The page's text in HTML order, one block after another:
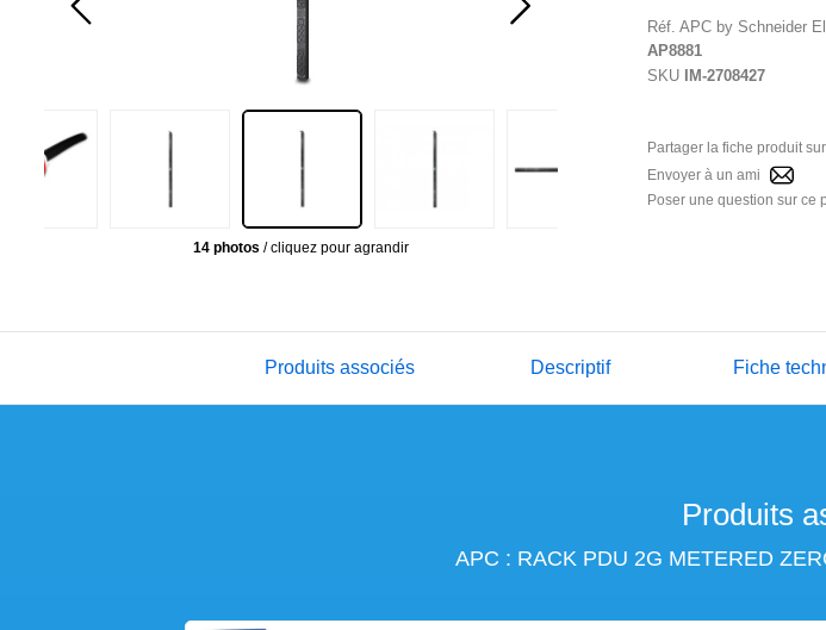
14 photos / cliquez pour agrandir
Réf. APC by Schneider
AP8881
SKU
IM-2708427
Partager la fiche produit sur
Envoyer à un ami
Poser une question sur ce
Produits associés Descriptif Fiche
Produits
APC : RACK PDU 2G METERED